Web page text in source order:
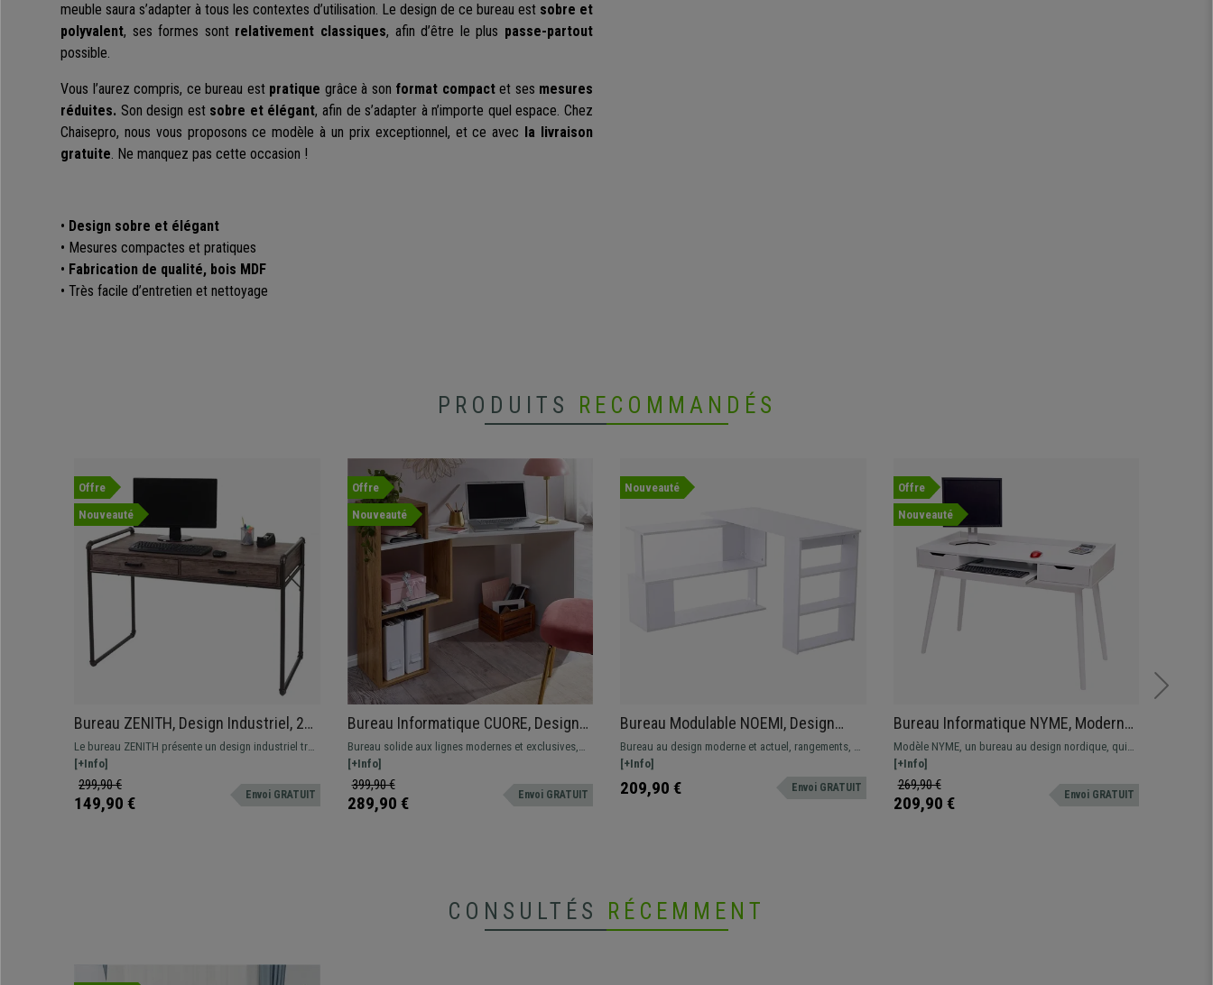
meuble saura s’adapter à tous les contextes d’utilisation. Le design de ce bureau est sobre et
polyvalent, ses formes sont relativement classiques, afin d’être le plus passe-partout
possible.
Vous l’aurez compris, ce bureau est pratique grâce à son format compactet ses mesures
réduites. Son design estsobre et élégant, afin de s’adapter à n’importe quel espace. Chez
Chaisepro, nous vous proposons ce modèle à un prix exceptionnel, et ce avec la livraison
gratuite. Ne manquez pas cette occasion !
• Design sobre et élégant
• Mesures compactes et pratiques
• Fabrication de qualité, bois MDF
• Très facile d’entretien et nettoyage
PRODUITS RECOMMANDÉS
Offre
Nouveauté
Bureau ZENITH, Design Industriel, 2
Tiroirs, en Métal et Bois couleur
Noyer
Le bureau ZENITH présente un design industriel très
tendance, il est fonctionnel grâce à ses deux tiroirs,
et très solide grâce à ses matériaux de qualité.
[+Info]
299,90 €
149,90 € Envoi GRATUIT
Offre
Nouveauté
Bureau Informatique CUORE, Design
Exclusif, 120x60x95cm, Avec
Étagères, Couleur Chêne et Blanc
Bureau solide aux lignes modernes et exclusives,
fabriqué avec des matériaux de qualité et un design
unique en son genre.
[+Info]
399,90 €
289,90 € Envoi GRATUIT
Nouveauté
Bureau Modulable NOEMI, Design
Contemporain, Bois Blanc
Bureau au design moderne et actuel, rangements, 3
combinaisons possibles
[+Info]
209,90 € Envoi GRATUIT
Offre
Nouveauté
Bureau Informatique NYME, Moderne
et Pratique, 120x80x55 cm, Blanc
Modèle NYME, un bureau au design nordique, qui
se démarque par son style, sa polyvalence et sa
fonctionnalité. Disponible en deux coloris.
[+Info]
269,90 €
209,90 € Envoi GRATUIT
CONSULTÉS RÉCEMMENT